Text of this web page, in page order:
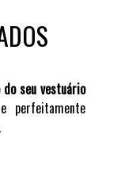
do seu vestuário
perfeitamente